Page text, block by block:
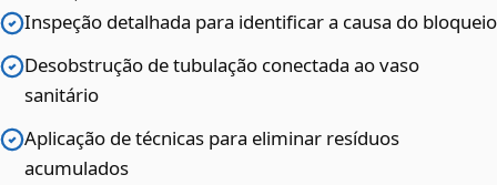
Inspeção detalhada para identificar a causa do bloqueio
Desobstrução de tubulação conectada ao vaso
sanitário
Aplicação de técnicas para eliminar resíduos
acumulados